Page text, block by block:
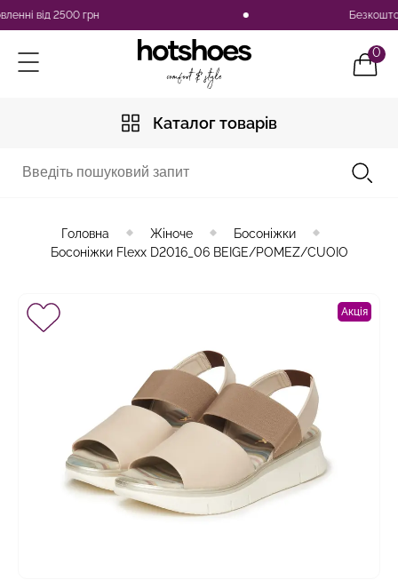
від 2500 грн
0
Каталог товарів
Головна Жіноче
Босоніжки
Босоніжки Flexx D2016_06 BEIGE/POMEZ/CUOIO
Акція